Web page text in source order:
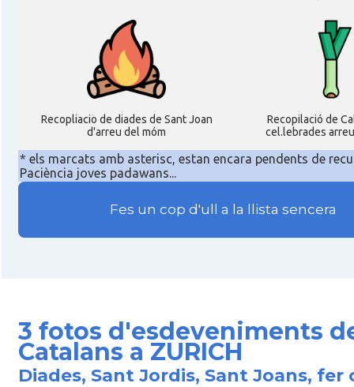
Recopliacio de diades de Sant Joan
d'arreu del móm
Recopilació de
cel.lebrades
* els marcats amb asterisc, estan encara pendents de
Paciència joves padawans...
Fes un cop d'ull a la llista sencera
3 fotos d'esdeveniments
Catalans a ZURICH
Diades, Sant Jordis, Sant Joans, fer